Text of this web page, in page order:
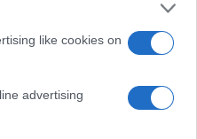
like cookies on
advertising